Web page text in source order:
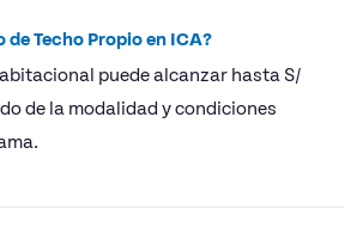
de Techo Propio en ICA?
puede alcanzar hasta S/
de la modalidad y condiciones